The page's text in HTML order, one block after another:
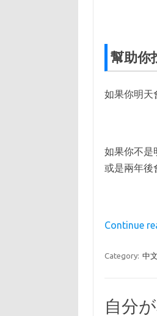
幫助你
如果你明天
如果你不是
或是兩年後
Continue
Category: 中
自分